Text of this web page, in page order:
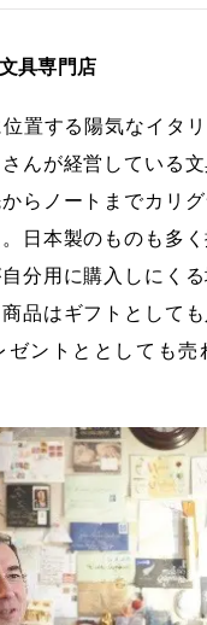
具専門店
置する陽気なイタ
んが経営している
らノートまでカリ
日本製のものも多
分用に購入しにく
品はギフトとして
ゼントととしても売